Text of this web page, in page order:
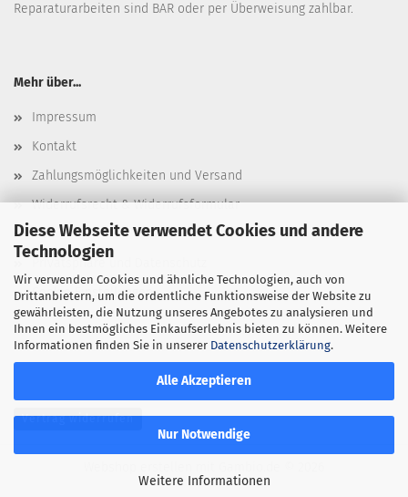
Diese Webseite verwendet Cookies und andere
Technologien
Wir verwenden Cookies und ähnliche Technologien, auch von
Drittanbietern, um die ordentliche Funktionsweise der Website zu
gewährleisten, die Nutzung unseres Angebotes zu analysieren und
Ihnen ein bestmögliches Einkaufserlebnis bieten zu können. Weitere
Informationen finden Sie in unserer Datenschutzerklärung.
Alle Akzeptieren
Nur Notwendige
Weitere Informationen
Reparaturarbeiten sind BAR oder per Überweisung zahlbar.
Mehr über...
Impressum
Kontakt
Zahlungsmöglichkeiten und Versand
Widerrufsrecht & Widerrufsformular
AGB
Privatsphäre und Datenschutz
Cookie Einstellungen
Vertrag widerrufen